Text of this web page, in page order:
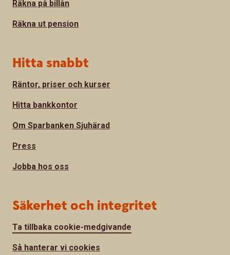
Räkna på billån
Räkna ut pension
Hitta snabbt
Räntor, priser och kurser
Hitta bankkontor
Om Sparbanken Sjuhärad
Press
Jobba hos oss
Säkerhet och integritet
Ta tillbaka cookie-medgivande
Så hanterar vi cookies